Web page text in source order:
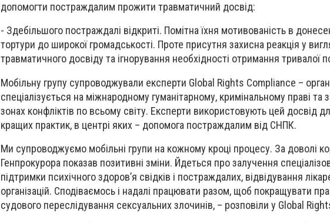
допомогти постраждалим прожити травматичний досвід:
- Здебільшого постраждалі відкриті. Помітна їхня мотивованість в
тортури до широкої громадськості. Проте присутня захисна реакція у
травматичного досвіду та ігнорування необхідності отримання тривалої
Мобільну групу супроводжували експерти Global Rights Compliance –
спеціалізується на міжнародному гуманітарному, кримінальному праві та
зонах конфліктів по всьому світу. Експерти використовують цей досвід
кращих практик, в центрі яких – допомога постраждалим від СНПК.
Ми супроводжуємо мобільні групи на кожному кроці процесу. За доволі
Генпрокурора показав позитивні зміни. Йдеться про залучення
підтримки психічного здоров’я свідків і постраждалих, відвідування
організацій. Сподіваємось і надалі працювати разом, щоб покращувати
судового переслідування сексуальних злочинів, – розповіли у Global